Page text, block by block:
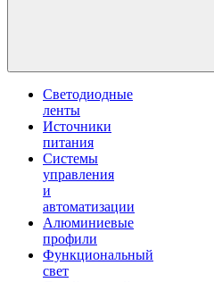
Светодиодные
ленты
Источники
питания
Системы
управления
и
автоматизации
Алюминиевые
профили
Функциональный
свет